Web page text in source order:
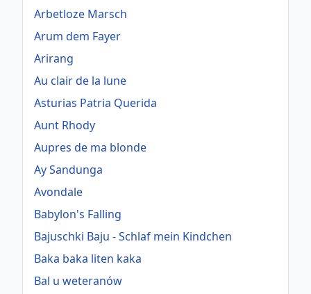
Arbetloze Marsch
Arum dem Fayer
Arirang
Au clair de la lune
Asturias Patria Querida
Aunt Rhody
Aupres de ma blonde
Ay Sandunga
Avondale
Babylon's Falling
Bajuschki Baju - Schlaf mein Kindchen
Baka baka liten kaka
Bal u weteranów